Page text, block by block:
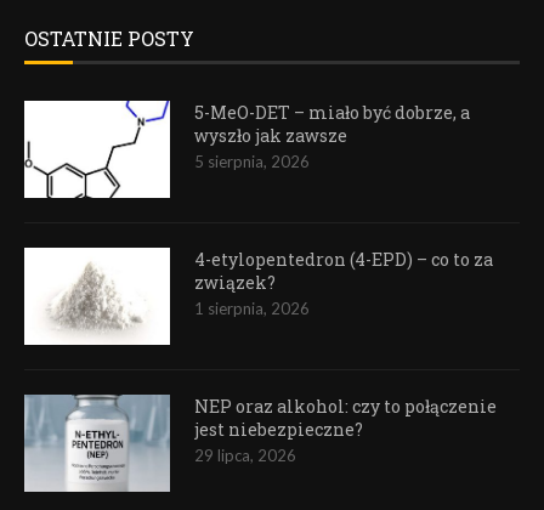
OSTATNIE POSTY
5-MeO-DET – miało być dobrze, a
wyszło jak zawsze
5 sierpnia, 2026
4-etylopentedron (4-EPD) – co to za
związek?
1 sierpnia, 2026
NEP oraz alkohol: czy to połączenie
jest niebezpieczne?
29 lipca, 2026